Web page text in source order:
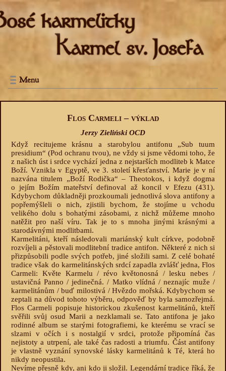
Menu
Flos Carmeli – výklad
Jerzy Zieliński OCD
Když recitujeme krásnu a starobylou antifonu „Sub tuum
presidium“ (Pod ochranu tvou), ne vždy si jsme vědomi toho, že
z našich úst i srdce vychází jedna z nejstarších modliteb k Matce
Boží. Vznikla v Egyptě, ve 3. století křesťanství. Marie je v ní
nazvána titulem „Boží Rodička“ – Theotokos, i když dogma
o jejím Božím mateřství definoval až koncil v Efezu (431).
Kdybychom důkladněji prozkoumali jednotlivá slova antifony a
popřemýšleli o nich, zjistili bychom, že stojíme u vchodu
velikého dolu s bohatými zásobami, z nichž můžeme mnoho
natěžit pro naší víru. Tak je to s mnoha jinými krásnými a
starodávnými modlitbami.
Karmelitáni, kteří následovali mariánský kult církve, podobně
rozvíjeli a pěstovali modlitební tradice antifon. Některé z nich si
přizpůsobili podle svých potřeb, jiné složili sami. Z celé bohaté
tradice však do karmelitánských srdcí zapadla zvlášť jedna, Flos
Carmeli: Květe Karmelu / révo květonosná / lesku nebes /
ustavičná Panno / jedinečná. / Matko vlídná / neznajíc muže /
karmelitánům / buď milostivá / Hvězdo mořská. Kdybychom se
zeptali na důvod tohoto výběru, odpověď by byla samozřejmá.
Flos Carmeli popisuje historickou zkušenost karmelitánů, kteří
svěřili svůj osud Marii a nezklamali se. Tato antifona je jako
rodinné album se starými fotografiemi, ke kterému se vrací se
slzami v očích i s nostalgií v srdci, protože připomíná čas
nejistoty a utrpení, ale také čas radosti a triumfu. Část antifony
je vlastně vyznání synovské lásky karmelitánů k Té, která ho
nikdy neopustila.
Nevíme přesně kdy, ani kdo ji složil. Legendární tradice říká, že